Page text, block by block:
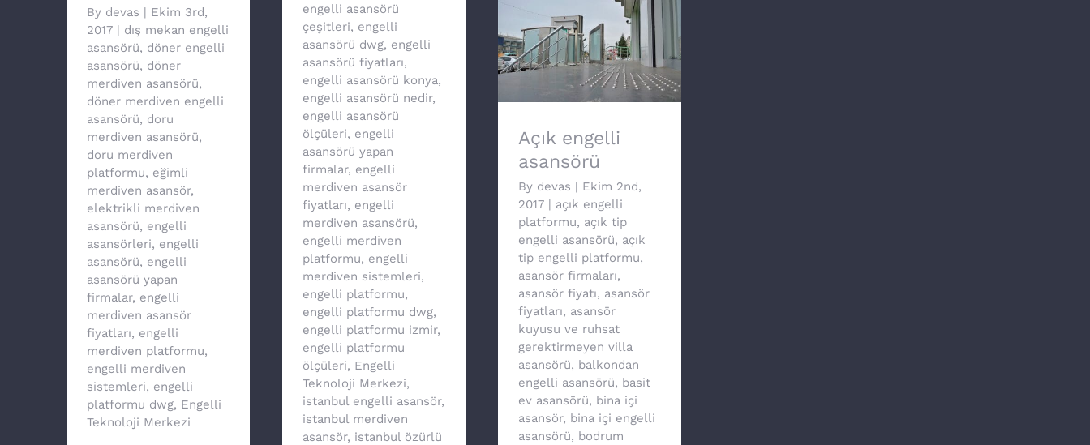
engelli asansörü
çeşitleri, engelli
asansörü dwg, engelli
asansörü fiyatları,
engelli asansörü konya,
engelli asansörü nedir,
engelli asansörü
ölçüleri, engelli
asansörü yapan
firmalar, engelli
merdiven asansör
fiyatları, engelli
merdiven asansörü,
engelli merdiven
platformu, engelli
merdiven sistemleri,
engelli platformu,
engelli platformu dwg,
engelli platformu izmir,
engelli platformu
ölçüleri, Engelli
Teknoloji Merkezi,
istanbul engelli asansör,
istanbul merdiven
asansör, istanbul özürlü
By devas | Ekim 3rd,
2017 | dış mekan engelli
asansörü, döner engelli
asansörü, döner
merdiven asansörü,
döner merdiven engelli
asansörü, doru
merdiven asansörü,
doru merdiven
platformu, eğimli
merdiven asansör,
elektrikli merdiven
asansörü, engelli
asansörleri, engelli
asansörü, engelli
asansörü yapan
firmalar, engelli
merdiven asansör
fiyatları, engelli
merdiven platformu,
engelli merdiven
sistemleri, engelli
platformu dwg, Engelli
Teknoloji Merkezi
Açık engelli asansörü
Açık engelli
asansörü
By devas | Ekim 2nd,
2017 | açık engelli
platformu, açık tip
engelli asansörü, açık
tip engelli platformu,
asansör firmaları,
asansör fiyatı, asansör
fiyatları, asansör
kuyusu ve ruhsat
gerektirmeyen villa
asansörü, balkondan
engelli asansörü, basit
ev asansörü, bina içi
asansör, bina içi engelli
asansörü, bodrum